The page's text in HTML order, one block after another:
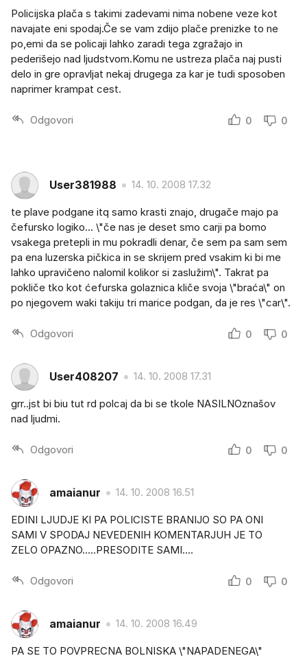
Policijska plača s takimi zadevami nima nobene veze kot
navajate eni spodaj.Če se vam zdijo plače prenizke to ne
po,emi da se policaji lahko zaradi tega zgražajo in
pederišejo nad ljudstvom.Komu ne ustreza plača naj pusti
delo in gre opravljat nekaj drugega za kar je tudi sposoben
naprimer krampat cest.
Odgovori 0 0
User381988 14. 10. 2008 17.32
te plave podgane itq samo krasti znajo, drugače majo pa
čefursko logiko... \"če nas je deset smo carji pa bomo
vsakega pretepli in mu pokradli denar, če sem pa sam sem
pa ena luzerska pičkica in se skrijem pred vsakim ki bi me
lahko upravičeno nalomil kolikor si zaslužim\". Takrat pa
pokliče tko kot ćefurska golaznica kliče svoja \"braća\" on
po njegovem waki takiju tri marice podgan, da je res \"car\".
Odgovori 0 0
User408207 14. 10. 2008 17.31
grr..jst bi biu tut rd polcaj da bi se tkole NASILNOznašov
nad ljudmi.
Odgovori 0 0
amaianur 14. 10. 2008 16.51
EDINI LJUDJE KI PA POLICISTE BRANIJO SO PA ONI
SAMI V SPODAJ NEVEDENIH KOMENTARJUH JE TO
ZELO OPAZNO.....PRESODITE SAMI....
Odgovori 0 0
amaianur 14. 10. 2008 16.49
PA SE TO POVPRECNA BOLNISKA \"NAPADENEGA\"